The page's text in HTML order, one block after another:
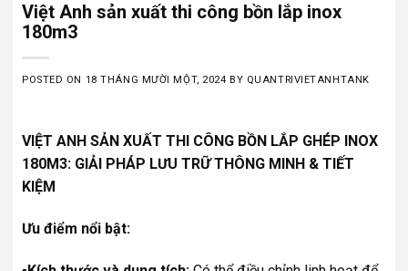
Việt Anh sản xuất thi công bồn lắp inox
180m3
POSTED ON 18 THÁNG MƯỜI MỘT, 2024 BY QUANTRIVIETANHTANK
VIỆT ANH SẢN XUẤT THI CÔNG BỒN LẮP GHÉP INOX
180M3: GIẢI PHÁP LƯU TRỮ THÔNG MINH & TIẾT
KIỆM
Ưu điểm nổi bật: